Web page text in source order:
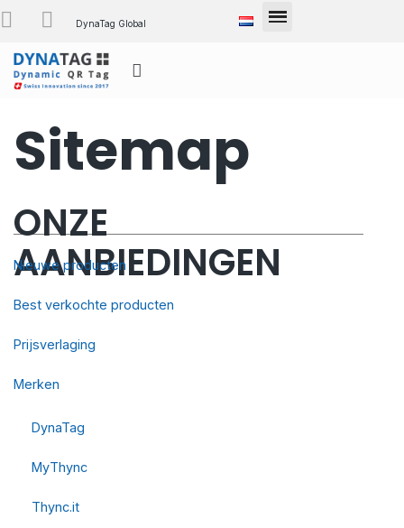
DynaTag Global
Sitemap
ONZE
AANBIEDINGEN
Nieuwe producten
Best verkochte producten
Prijsverlaging
Merken
DynaTag
MyThync
Thync.it